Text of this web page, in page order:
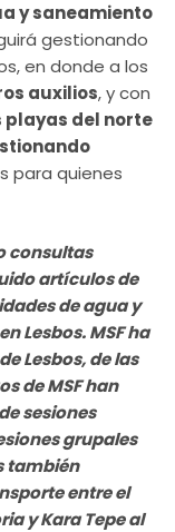
y saneamiento
gestionando
en donde a los
auxilios, y con
playas del norte
para quienes
consultas
artículos de
de agua y
Lesbos. MSF ha
Lesbos, de las
de MSF han
sesiones
grupales
también
entre el
y Kara Tepe al